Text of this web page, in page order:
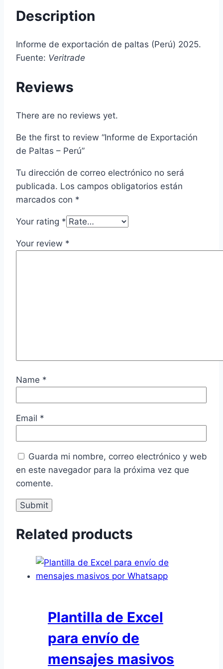
Description
Informe de exportación de paltas (Perú) 2025.
Fuente: Veritrade
Reviews
There are no reviews yet.
Be the first to review “Informe de Exportación
de Paltas – Perú”
Tu dirección de correo electrónico no será
publicada. Los campos obligatorios están
marcados con *
Your rating *
Your review *
Name *
Email *
Guarda mi nombre, correo electrónico y web
en este navegador para la próxima vez que
comente.
Related products
Plantilla de Excel
para envío de
mensajes masivos